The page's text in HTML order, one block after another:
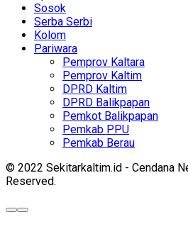
Sosok
Serba Serbi
Kolom
Pariwara
Pemprov Kaltara
Pemprov Kaltim
DPRD Kaltim
DPRD Balikpapan
Pemkot Balikpapan
Pemkab PPU
Pemkab Berau
© 2022 Sekitarkaltim.id - Cendana
Reserved.